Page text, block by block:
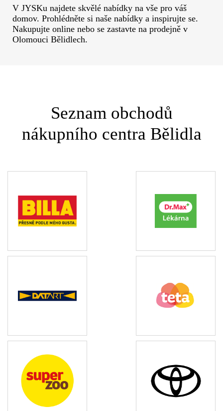
V JYSKu najdete skvělé nabídky na vše pro váš
domov. Prohlédněte si naše nabídky a inspirujte se.
Nakupujte online nebo se zastavte na prodejně v
Olomouci Bělidlech.
Seznam obchodů
nákupního centra Bělidla